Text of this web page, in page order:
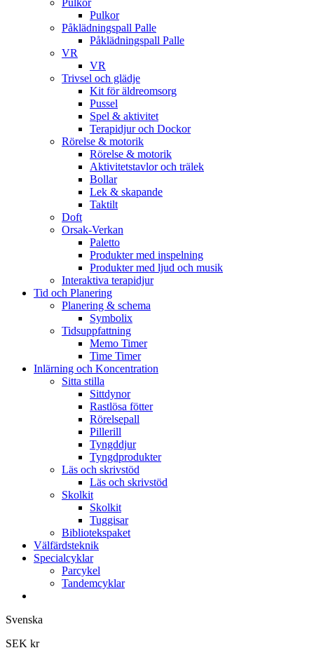
Pulkor
Påklädningspall Palle
Påklädningspall Palle
VR
VR
Trivsel och glädje
Kit för äldreomsorg
Pussel
Spel & aktivitet
Terapidjur och Dockor
Rörelse & motorik
Rörelse & motorik
Aktivitetstavlor och trälek
Bollar
Lek & skapande
Taktilt
Doft
Orsak-Verkan
Paletto
Produkter med inspelning
Produkter med ljud och musik
Interaktiva terapidjur
Tid och Planering
Planering & schema
Symbolix
Tidsuppfattning
Memo Timer
Time Timer
Inlärning och Koncentration
Sitta stilla
Sittdynor
Rastlösa fötter
Rörelsepall
Pillerill
Tyngddjur
Tyngdprodukter
Läs och skrivstöd
Läs och skrivstöd
Skolkit
Skolkit
Tuggisar
Bibliotekspaket
Välfärdsteknik
Specialcyklar
Parcykel
Tandemcyklar
Svenska
SEK kr